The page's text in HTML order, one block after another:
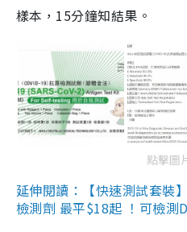
樣本，15分鐘知結果。
點擊圖
延伸閱讀：【快速測試套裝
檢測劑 最平$18起 ！可檢